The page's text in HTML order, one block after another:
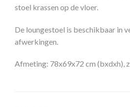
stoel krassen op de vloer.
De loungestoel is beschikbaar in
afwerkingen.
Afmeting: 78x69x72 cm (bxdxh),